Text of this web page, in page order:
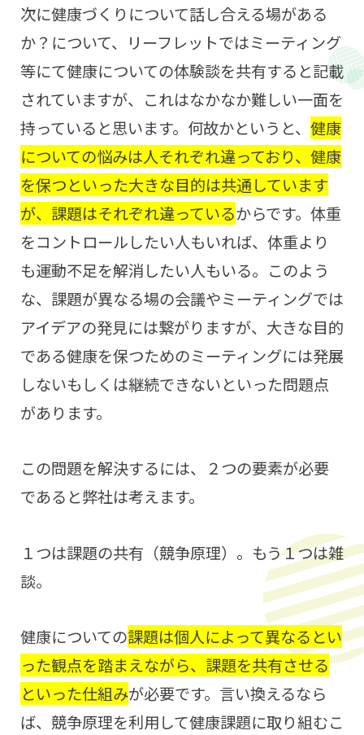
次に健康づくりについて話し合える場がある
か？について、リーフレットではミーティング
等にて健康についての体験談を共有すると記載
されていますが、これはなかなか難しい一面を
持っていると思います。何故かというと、 健康
についての悩みは人それぞれ違っており、健康
を保つといった大きな目的は共通しています
が、課題はそれぞれ違っているからです。体重
をコントロールしたい人もいれば、体重より
も運動不足を解消したい人もいる。このよう
な、課題が異なる場の会議やミーティングでは
アイデアの発見には繋がりますが、大きな目的
である健康を保つためのミーティングには発展
しないもしくは継続できないといった問題点
があります。
この問題を解決するには、２つの要素が必要
であると弊社は考えます。
１つは課題の共有（競争原理）。もう１つは雑
談。
健康についての課題は個人によって異なるとい
った観点を踏まえながら、課題を共有させる
といった仕組みが必要です。言い換えるなら
ば、競争原理を利用して健康課題に取り組むこ